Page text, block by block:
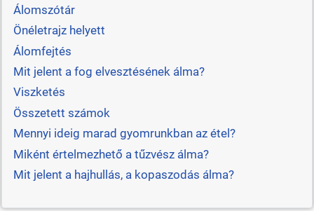
Álomszótár
Önéletrajz helyett
Álomfejtés
Mit jelent a fog elvesztésének álma?
Viszketés
Összetett számok
Mennyi ideig marad gyomrunkban az étel?
Miként értelmezhető a tűzvész álma?
Mit jelent a hajhullás, a kopaszodás álma?